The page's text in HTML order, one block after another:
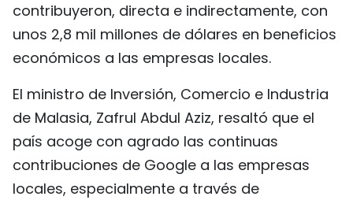
contribuyeron, directa e indirectamente, con
unos 2,8 mil millones de dólares en beneficios
económicos a las empresas locales.
El ministro de Inversión, Comercio e Industria
de Malasia, Zafrul Abdul Aziz, resaltó que el
país acoge con agrado las continuas
contribuciones de Google a las empresas
locales, especialmente a través de